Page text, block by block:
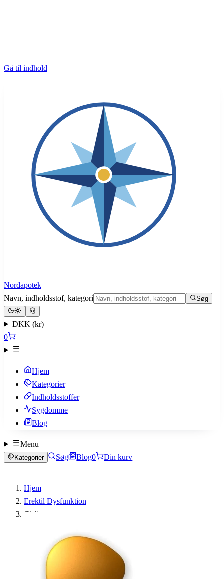
Gå til indhold
Nordapotek
Navn, indholdsstof, kategori
Søg
DKK (kr)
0
Hjem
Kategorier
Indholdsstoffer
Sygdomme
Blog
Menu
Kategorier Søg Blog0 Din kurv
Hjem
Erektil Dysfunktion
Cialis